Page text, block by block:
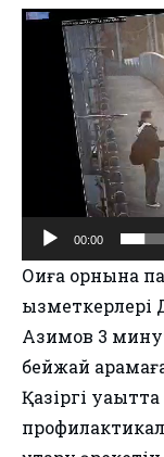
Видеоплеер
00:00
Оқиға орнына
қызметкерлері
Азимов 3
бейжай
Қазіргі